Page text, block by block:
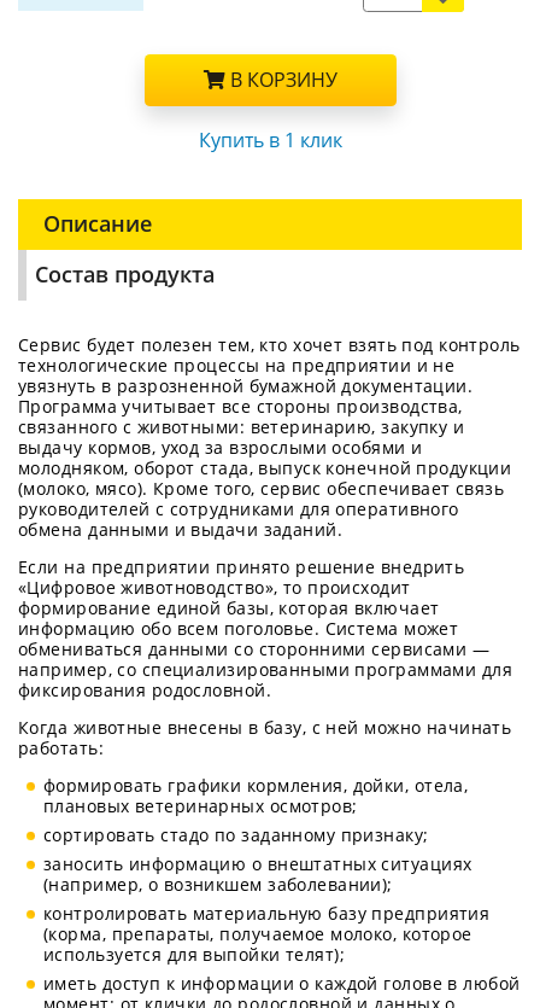
В КОРЗИНУ
Купить в 1 клик
Описание
Состав продукта
Сервис будет полезен тем, кто хочет взять под контроль
технологические процессы на предприятии и не
увязнуть в разрозненной бумажной документации.
Программа учитывает все стороны производства,
связанного с животными: ветеринарию, закупку и
выдачу кормов, уход за взрослыми особями и
молодняком, оборот стада, выпуск конечной продукции
(молоко, мясо). Кроме того, сервис обеспечивает связь
руководителей с сотрудниками для оперативного
обмена данными и выдачи заданий.
Если на предприятии принято решение внедрить
«Цифровое животноводство», то происходит
формирование единой базы, которая включает
информацию обо всем поголовье. Система может
обмениваться данными со сторонними сервисами —
например, со специализированными программами для
фиксирования родословной.
Когда животные внесены в базу, с ней можно начинать
работать:
формировать графики кормления, дойки, отела,
плановых ветеринарных осмотров;
сортировать стадо по заданному признаку;
заносить информацию о внештатных ситуациях
(например, о возникшем заболевании);
контролировать материальную базу предприятия
(корма, препараты, получаемое молоко, которое
используется для выпойки телят);
иметь доступ к информации о каждой голове в любой